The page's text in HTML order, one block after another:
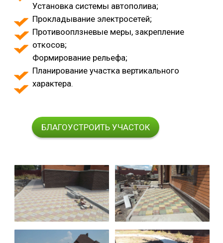
БЛАГОУСТРОИТЬ УЧАСТОК
Установка системы автополива;
Прокладывание электросетей;
Противооплзневые меры, закрепление
откосов;
Формирование рельефа;
Планирование участка вертикального
характера.